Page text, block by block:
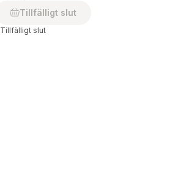
Tillfälligt slut
Tillfälligt slut